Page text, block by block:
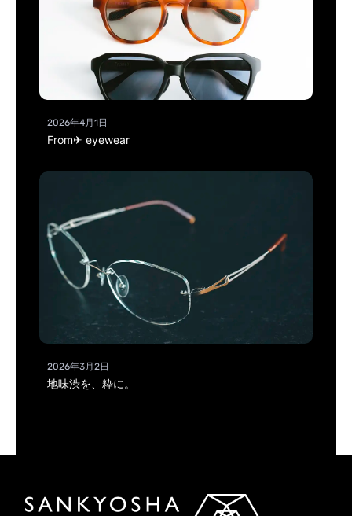
2026年4月1日
From✈ eyewear
2026年3月2日
地味渋を、粋に。